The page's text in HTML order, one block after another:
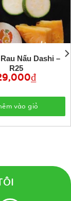
Nấu Dashi –
R25
₫
vào giỏ